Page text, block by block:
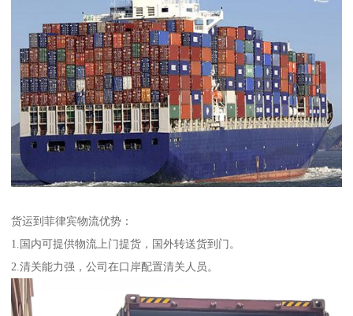
货运到菲律宾物流优势：
1.国内可提供物流上门提货，国外转送货到门。
2.清关能力强，公司在口岸配置清关人员。